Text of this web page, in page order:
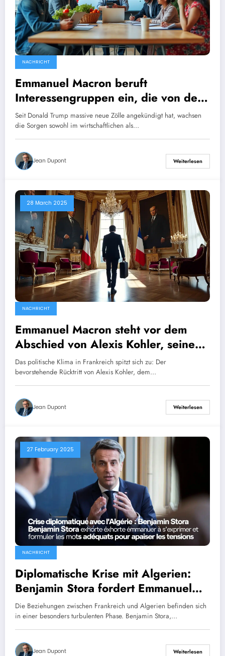
NACHRICHT
Emmanuel Macron beruft
Interessengruppen ein, die von den
von Donald Trump angekündigten
Zöllen betroffen sind.
Seit Donald Trump massive neue Zölle angekündigt hat, wachsen
die Sorgen sowohl im wirtschaftlichen als…
Jean Dupont Weiterlesen
28 March 2025
NACHRICHT
Emmanuel Macron steht vor dem
Abschied von Alexis Kohler, seinem
treuen Vertrauten im Élysée-Palast.
Das politische Klima in Frankreich spitzt sich zu: Der
bevorstehende Rücktritt von Alexis Kohler, dem…
Jean Dupont Weiterlesen
27 February 2025
NACHRICHT
Diplomatische Krise mit Algerien:
Benjamin Stora fordert Emmanuel
Macron auf, sich zu äußern und die
richtigen Worte zu finden, um die
Spannungen abzubauen.
Die Beziehungen zwischen Frankreich und Algerien befinden sich
in einer besonders turbulenten Phase. Benjamin Stora,…
Jean Dupont Weiterlesen